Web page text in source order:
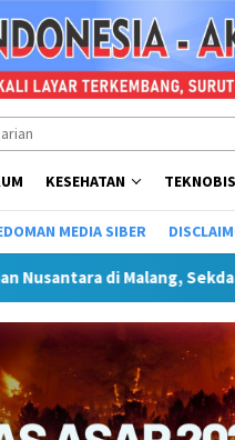
KESEHATAN TEKNOBIS
MEDIA SIBER
Sekda Budiar Tekankan